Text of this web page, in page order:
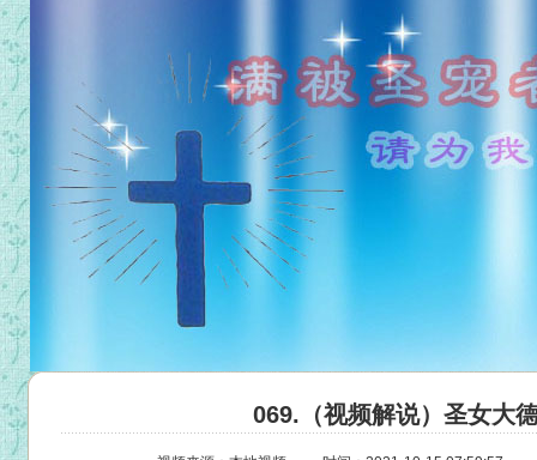
069.（视频解说）圣女大